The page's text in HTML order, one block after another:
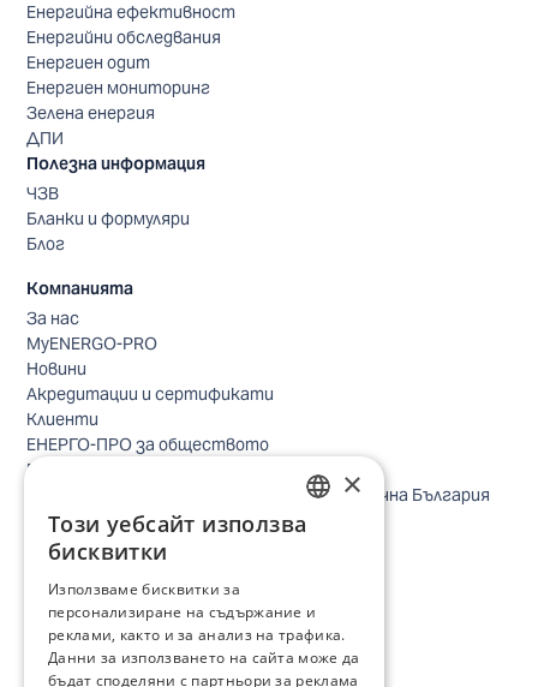
Енергийна ефективност
Енергийни обследвания
Енергиен одит
Енергиен мониторинг
Зелена енергия
ДПИ
Полезна информация
ЧЗВ
Бланки и формуляри
Блог
Компанията
За нас
MyENERGO-PRO
Новини
Акредитации и сертификати
Клиенти
ЕНЕРГО-ПРО за обществото
Реализирани проекти
Безопасно небе за птиците в Североизточна България
Безопасност
Контакти бизнес клиенти
Локации
Кариери
Процес по подбор
IT и дигитална трансформация
BULGARIAN
×
Този уебсайт използва
бисквитки
Използваме бисквитки за
персонализиране на съдържание и
реклами, както и за анализ на трафика.
Данни за използването на сайта може да
бъдат споделяни с партньори за реклама